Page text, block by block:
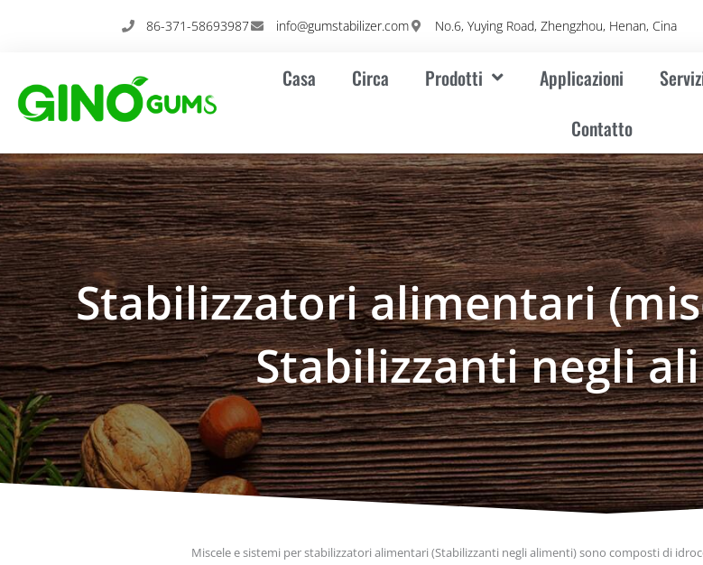
86-371-58693987 info@gumstabilizer.com No.6, Yuying Road, Zhengzhou, Henan, Cina
Casa Circa Prodotti Applicazioni
Contatto
Stabilizzatori alimentari
Stabilizzanti negli
Miscele e sistemi per stabilizzatori alimentari (Stabilizzanti negli alimenti)sono composti di